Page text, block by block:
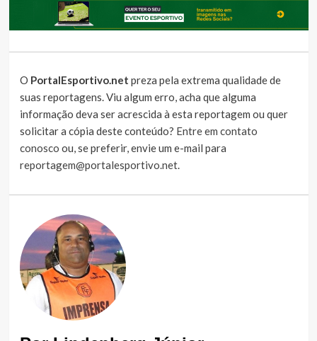
O PortalEsportivo.net preza pela extrema qualidade de
suas reportagens. Viu algum erro, acha que alguma
informação deva ser acrescida à esta reportagem ou quer
solicitar a cópia deste conteúdo? Entre em contato
conosco ou, se preferir, envie um e-mail para
reportagem@portalesportivo.net.